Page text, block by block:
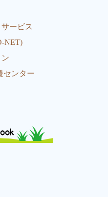
ービス
NET)
センター